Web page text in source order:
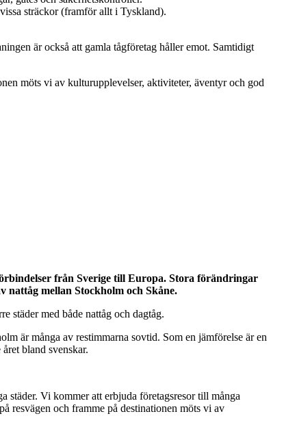
sträckor (framför allt i Tyskland).
är också att gamla tågföretag håller emot. Samtidigt
möts vi av kulturupplevelser, aktiviteter, äventyr och god
från Sverige till Europa. Stora förändringar
nattåg mellan Stockholm och Skåne.
städer med både nattåg och dagtåg.
är många av restimmarna sovtid. Som en jämförelse är en
bland svenskar.
städer. Vi kommer att erbjuda företagsresor till många
resvägen och framme på destinationen möts vi av